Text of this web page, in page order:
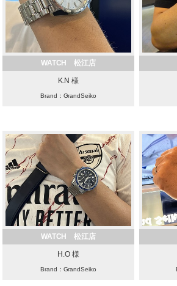
WATCH 松江店
K.N 様
Brand：GrandSeiko
WATCH 松江店
H.O 様
Brand：GrandSeiko